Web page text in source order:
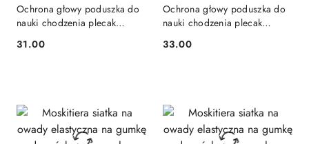
Ochrona głowy poduszka do
nauki chodzenia plecak
upadkiem nietoperz
Cena:
31.00
Ochrona głowy poduszka do
nauki chodzenia plecak
upadkiem pszczoła
Cena:
33.00